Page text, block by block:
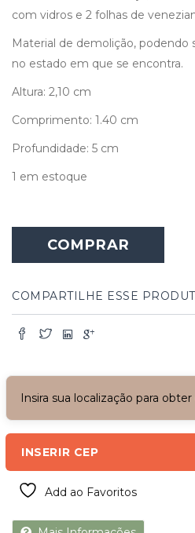
com vidros e 2 folhas de
Material de demolição, podendo
no estado em que se encontra.
Altura: 2,10 cm
Comprimento: 1.40 cm
Profundidade: 5 cm
1 em estoque
Balcão
com
e
Venezianas
quantidade
COMPRAR
COMPARTILHE ESSE
Insira sua localização para
INSERIR CEP
Add ao Favoritos